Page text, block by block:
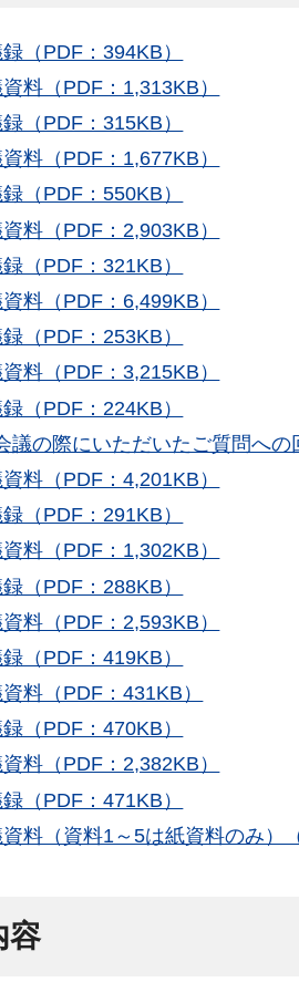
（PDF：394KB）
料（PDF：1,313KB）
（PDF：315KB）
料（PDF：1,677KB）
（PDF：550KB）
料（PDF：2,903KB）
（PDF：321KB）
料（PDF：6,499KB）
（PDF：253KB）
料（PDF：3,215KB）
（PDF：224KB）
議の際にいただいたご質問への
料（PDF：4,201KB）
（PDF：291KB）
料（PDF：1,302KB）
（PDF：288KB）
料（PDF：2,593KB）
（PDF：419KB）
料（PDF：431KB）
（PDF：470KB）
料（PDF：2,382KB）
（PDF：471KB）
料（資料1～5は紙資料のみ）
容